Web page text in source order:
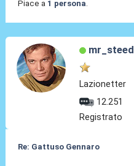
Piace a 1 persona.
mr_steed
Lazionetter
12.251
Registrato
Re: Gattuso Gennaro